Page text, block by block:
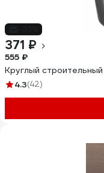
371 ₽
555 ₽
Круглый
4.3(42)